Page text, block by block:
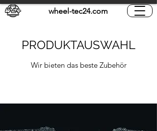
wheel-tec24.com
PRODUKTAUSWAHL
Wir bieten das beste Zubehör